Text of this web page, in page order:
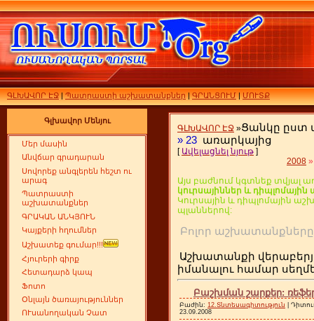
ԳԼԽԱՎՈՐ ԷՋ|Պատրաստի աշխատանքներ|ԳՐԱՆՑՈՒՄ|ՄՈՒՏՔ
Գլխավոր Մենյու
Մեր մասին
Անվճար գրադարան
Սովորեք անգլերեն հեշտ ու
արագ
Պատրաստի
աշխատանքներ
ԳՐԱԿԱՆ ԱՆԿՅՈՒՆ
Կայքերի հղումներ
Աշխատեք գումար!!!
Հյուրերի գիրք
Հետադարձ կապ
Ֆոտո
Օնլայն ծառայություններ
ՈՒսանողական Չատ
ԳԼԽԱՎՈՐ ԷՋ »Ցանկը ըստ
» 23 առարկայից
[ Ավելացնել նյութ ]
2008 »
Այս բաժնում կգտնեք տվյալ
կուրսայիններ և
Կուրսային և դիպլոմային
պլաններով:
Բոլոր
Աշխատանքի
իմանալու համար
Բաշխման շարքեր:
Բաժին: 12.Տնտեսագիտություն |
23.09.2008